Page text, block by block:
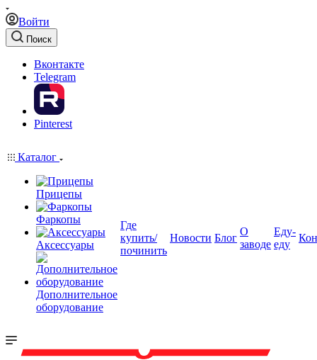
Войти
Поиск
Вконтакте
Telegram
Pinterest
Каталог
Прицепы
Фаркопы
Аксессуары
Дополнительное
оборудование
Где
купить/
починить
Новости Блог
О
заводе
Еду-
еду